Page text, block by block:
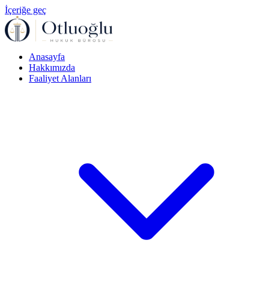
İçeriğe geç
Anasayfa
Hakkımızda
Faaliyet Alanları